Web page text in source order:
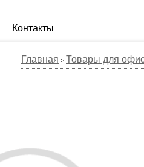
Контакты
Главная > Товары для